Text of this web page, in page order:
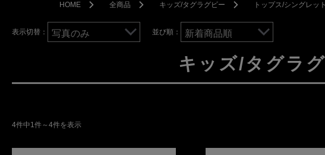
HOME 全商品 キッズ/タグラグビー トップス/シングレット
表示切替： 並び順：
キッズ/タグラ
4件中1件～4件を表示